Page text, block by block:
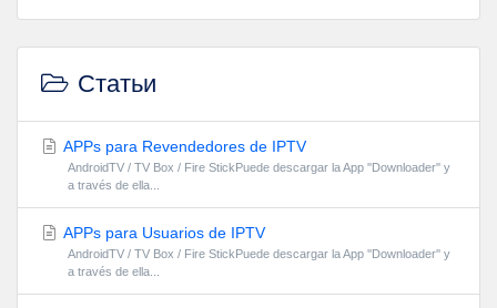
Статьи
APPs para Revendedores de IPTV
AndroidTV / TV Box / Fire StickPuede descargar la App ''Downloader'' y
a través de ella...
APPs para Usuarios de IPTV
AndroidTV / TV Box / Fire StickPuede descargar la App ''Downloader'' y
a través de ella...